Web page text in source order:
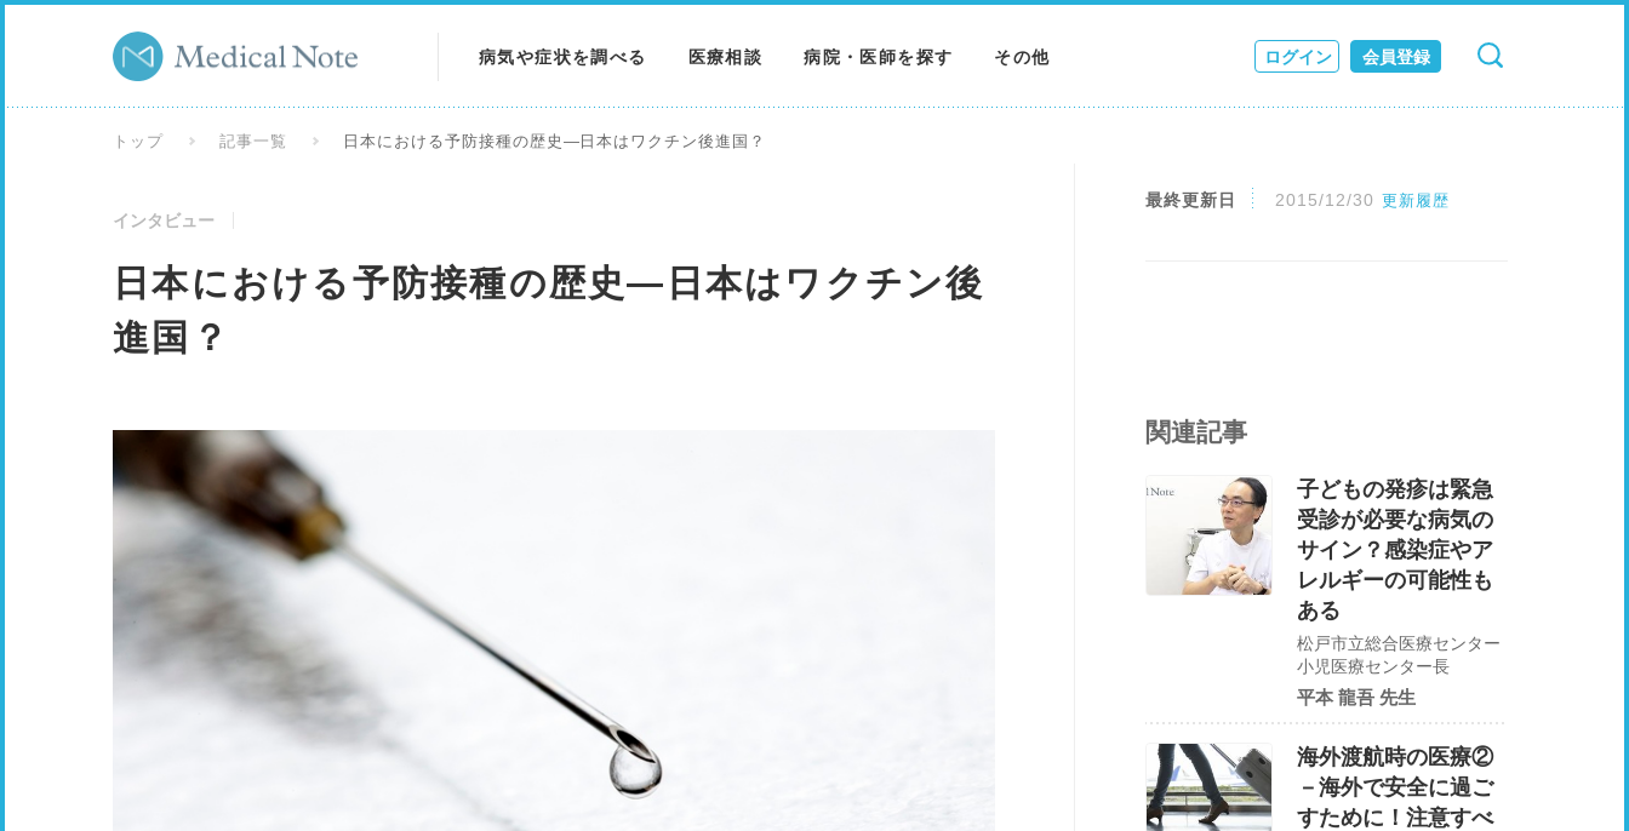
病気や症状を調べる 医療相談 病院・医師を探す その他 ログイン 会員登録
検索 キャンセル
トップ 記事一覧 日本における予防接種の歴史―日本はワクチン後進国？
インタビュー
日本における予防接種の歴史―日本はワクチン後
進国？
最終更新日 2015/12/30 更新履歴
関連記事
子どもの発疹は緊急
受診が必要な病気の
サイン？感染症やア
レルギーの可能性も
ある
松戸市立総合医療センター
小児医療センター長
平本 龍吾 先生
海外渡航時の医療②
－海外で安全に過ご
すために！注意すべ